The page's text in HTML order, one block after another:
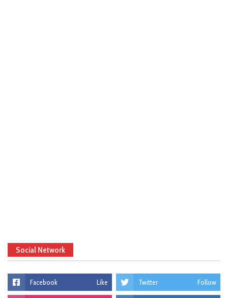
Social Network
Facebook Like Twitter Follow